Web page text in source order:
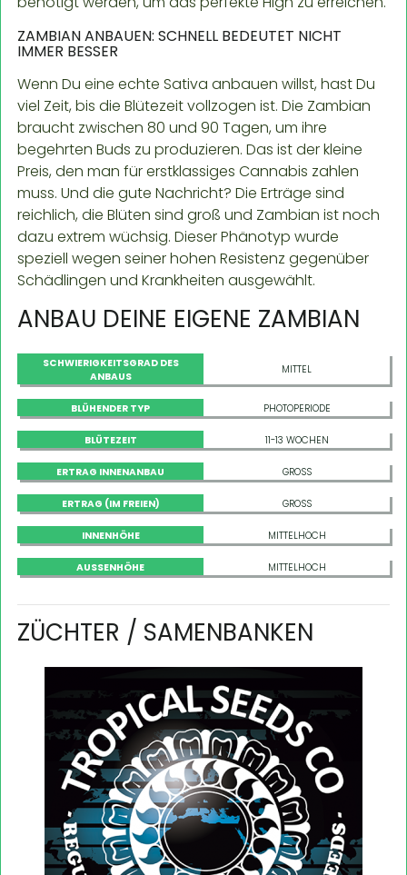
ZAMBIAN ANBAUEN: SCHNELL BEDEUTET NICHT
IMMER BESSER
Wenn Du eine echte Sativa anbauen willst, hast Du
viel Zeit, bis die Blütezeit vollzogen ist. Die Zambian
braucht zwischen 80 und 90 Tagen, um ihre
begehrten Buds zu produzieren. Das ist der kleine
Preis, den man für erstklassiges Cannabis zahlen
muss. Und die gute Nachricht? Die Erträge sind
reichlich, die Blüten sind groß und Zambian ist noch
dazu extrem wüchsig. Dieser Phänotyp wurde
speziell wegen seiner hohen Resistenz gegenüber
Schädlingen und Krankheiten ausgewählt.
ANBAU DEINE EIGENE ZAMBIAN
SCHWIERIGKEITSGRAD DES
ANBAUS
MITTEL
BLÜHENDER TYP PHOTOPERIODE
BLÜTEZEIT 11-13 WOCHEN
ERTRAG INNENANBAU GROSS
ERTRAG (IM FREIEN) GROSS
INNENHÖHE MITTELHOCH
AUSSENHÖHE MITTELHOCH
ZÜCHTER / SAMENBANKEN